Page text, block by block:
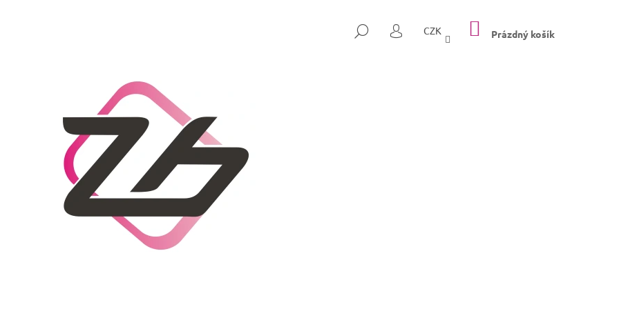
HLEDAT
PŘIHLÁŠENÍ
CZK NÁKUPNÍ
KOŠÍK
Prázdný košík
HLEDAT
DOPORUČUJEME